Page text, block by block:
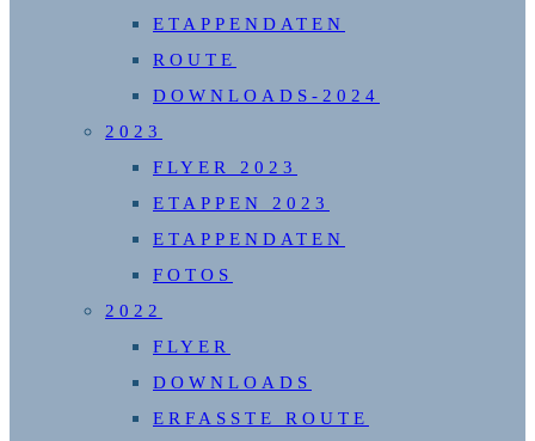
ETAPPENDATEN
ROUTE
DOWNLOADS-2024
2023
FLYER 2023
ETAPPEN 2023
ETAPPENDATEN
FOTOS
2022
FLYER
DOWNLOADS
ERFASSTE ROUTE